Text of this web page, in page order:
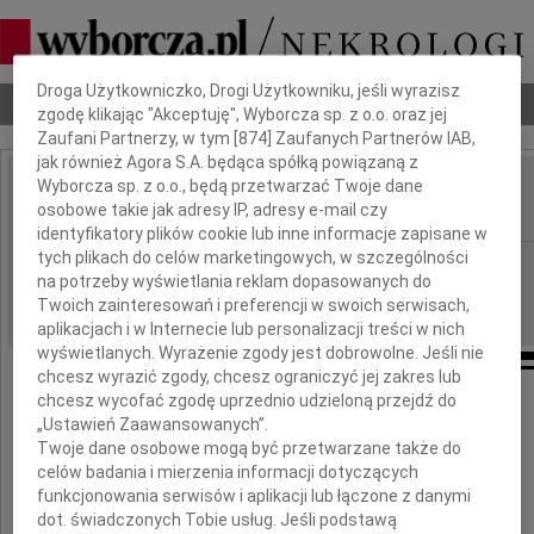
Nekrologi Odeszli Poradnik pogrzebowy
IMIĘ I NAZWISKO: Elżbieta Borucka
REGION: Warszawa
DATA EMISJI: 22.04.2026
Dbamy o Twoją prywatność
Droga Użytkowniczko, Drogi Użytkowniku, jeśli wyrazisz
zgodę klikając "Akceptuję", Wyborcza sp. z o.o. oraz jej
Zaufani Partnerzy, w tym [874 ] Zaufanych Partnerów IAB,
jak również Agora S.A. będąca spółką powiązaną z
Wyborcza sp. z o.o., będą przetwarzać Twoje dane
osobowe takie jak adresy IP, adresy e-mail czy
identyfikatory plików cookie lub inne informacje zapisane w
tych plikach do celów marketingowych, w szczególności
na potrzeby wyświetlania reklam dopasowanych do
Twoich zainteresowań i preferencji w swoich serwisach,
aplikacjach i w Internecie lub personalizacji treści w nich
wyświetlanych. Wyrażenie zgody jest dobrowolne. Jeśli nie
chcesz wyrazić zgody, chcesz ograniczyć jej zakres lub
chcesz wycofać zgodę uprzednio udzieloną przejdź do
„Ustawień Zaawansowanych”.
Twoje dane osobowe mogą być przetwarzane także do
celów badania i mierzenia informacji dotyczących
funkcjonowania serwisów i aplikacji lub łączone z danymi
dot. świadczonych Tobie usług. Jeśli podstawą